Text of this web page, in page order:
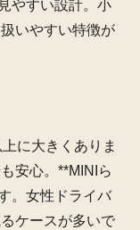
やすい設計。小
いやすい特徴が
に大きくありま
安心。**MINIら
。女性ドライバ
ケースが多いで